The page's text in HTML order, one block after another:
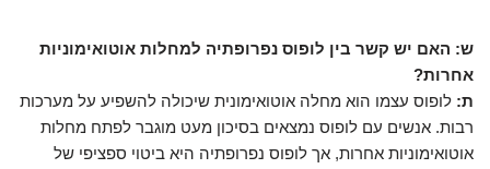
ש: האם יש קשר בין לופוס נפרופתיה למחלות אוטואימוניות
אחרות?
ת: לופוס עצמו הוא מחלה אוטואימונית שיכולה להשפיע על מערכות
רבות. אנשים עם לופוס נמצאים בסיכון מעט מוגבר לפתח מחלות
אוטואימוניות אחרות, אך לופוס נפרופתיה היא ביטוי ספציפי של